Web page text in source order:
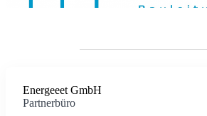
Energeeet GmbH
Partnerbüro